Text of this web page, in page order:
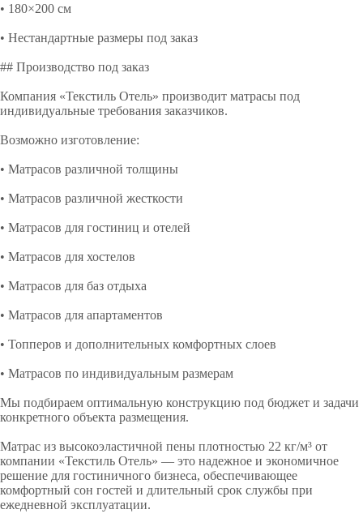
• 180×200 см
• Нестандартные размеры под заказ
## Производство под заказ
Компания «Текстиль Отель» производит матрасы под
индивидуальные требования заказчиков.
Возможно изготовление:
• Матрасов различной толщины
• Матрасов различной жесткости
• Матрасов для гостиниц и отелей
• Матрасов для хостелов
• Матрасов для баз отдыха
• Матрасов для апартаментов
• Топперов и дополнительных комфортных слоев
• Матрасов по индивидуальным размерам
Мы подбираем оптимальную конструкцию под бюджет и задачи
конкретного объекта размещения.
Матрас из высокоэластичной пены плотностью 22 кг/м³ от
компании «Текстиль Отель» — это надежное и экономичное
решение для гостиничного бизнеса, обеспечивающее
комфортный сон гостей и длительный срок службы при
ежедневной эксплуатации.